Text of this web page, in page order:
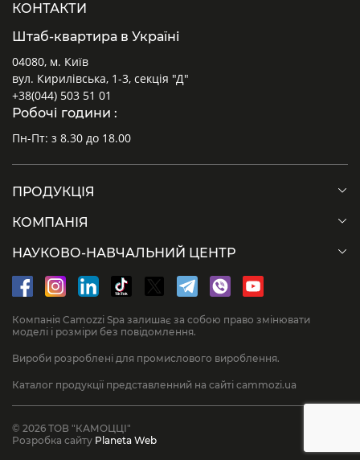
КОНТАКТИ
Штаб-квартира в Україні
04080, м. Київ
вул. Кирилівська, 1-3, секція "Д"
+38(044) 503 51 01
Робочі години :
Пн-Пт: з 8.30 до 18.00
ПРОДУКЦІЯ
КОМПАНІЯ
НАУКОВО-НАВЧАЛЬНИЙ ЦЕНТР
Компанія Camozzi Spa залишає за собою право змінювати
моделі і розміри без повідомлення.
Вироби розроблені для промислового вироблення.
Каталог продукції представленний на сайті cammozi.ua
© 2026 ТОВ "КАМОЦЦІ"
Розробка сайту Planeta Web